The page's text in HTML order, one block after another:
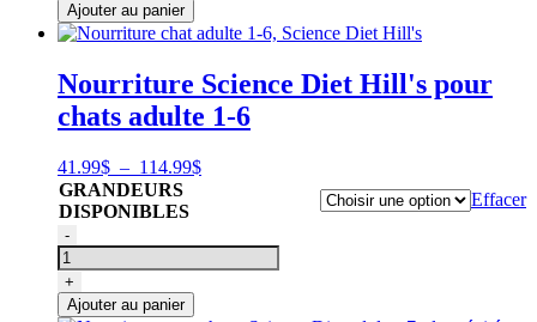
chat
Intérieur
Science
Diet
Hill's,
Ajouter au panier
Nourriture Science Diet Hill's pour
chats adulte 1-6
41.99$ – 114.99$Plage
à
114.99$
GRANDEURS
DISPONIBLES
Effacer
quantité
de
Nourriture
chat
-
+
Ajouter au panier